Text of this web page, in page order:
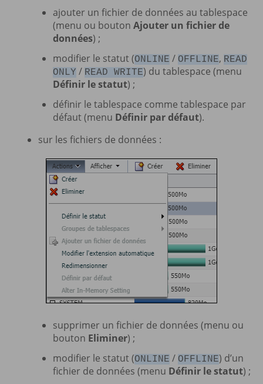
ajouter un fichier de données au tablespace
(menu ou bouton Ajouter un fichier de
données) ;
modifier le statut (ONLINE / OFFLINE, READ
ONLY / READ WRITE) du tablespace (menu
Définir le statut) ;
définir le tablespace comme tablespace par
défaut (menu Définir par défaut).
sur les fichiers de données :
supprimer un fichier de données (menu ou
bouton Eliminer) ;
modifier le statut (ONLINE / OFFLINE) d’un
fichier de données (menu Définir le statut) ;